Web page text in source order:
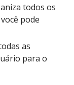
todos os
pode
as
para o